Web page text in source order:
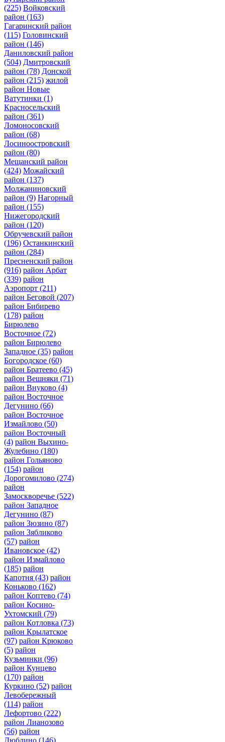
(225) Войковский
район (163)
Гагаринский район
(115) Головинский
район (146)
Даниловский район
(504) Дмитровский
район (78) Донской
район (215) жилой
район Новые
Ватутинки (1)
Красносельский
район (361)
Ломоносовский
район (68)
Лосиноостровский
район (80)
Мещанский район
(424) Можайский
район (137)
Молжаниновский
район (9) Нагорный
район (155)
Нижегородский
район (120)
Обручевский район
(196) Останкинский
район (284)
Пресненский район
(916) район Арбат
(339) район
Аэропорт (211)
район Беговой (207)
район Бибирево
(178) район
Бирюлево
Восточное (72)
район Бирюлево
Западное (35) район
Богородское (60)
район Братеево (45)
район Вешняки (71)
район Внуково (4)
район Восточное
Дегунино (66)
район Восточное
Измайлово (50)
район Восточный
(4) район Выхино-
Жулебино (180)
район Гольяново
(154) район
Дорогомилово (274)
район
Замоскворечье (522)
район Западное
Дегунино (87)
район Зюзино (87)
район Зябликово
(57) район
Ивановское (42)
район Измайлово
(185) район
Капотня (43) район
Коньково (162)
район Коптево (74)
район Косино-
Ухтомский (79)
район Котловка (73)
район Крылатское
(97) район Крюково
(5) район
Кузьминки (96)
район Кунцево
(170) район
Куркино (52) район
Левобережный
(114) район
Лефортово (222)
район Лианозово
(56) район
Люблино (146)